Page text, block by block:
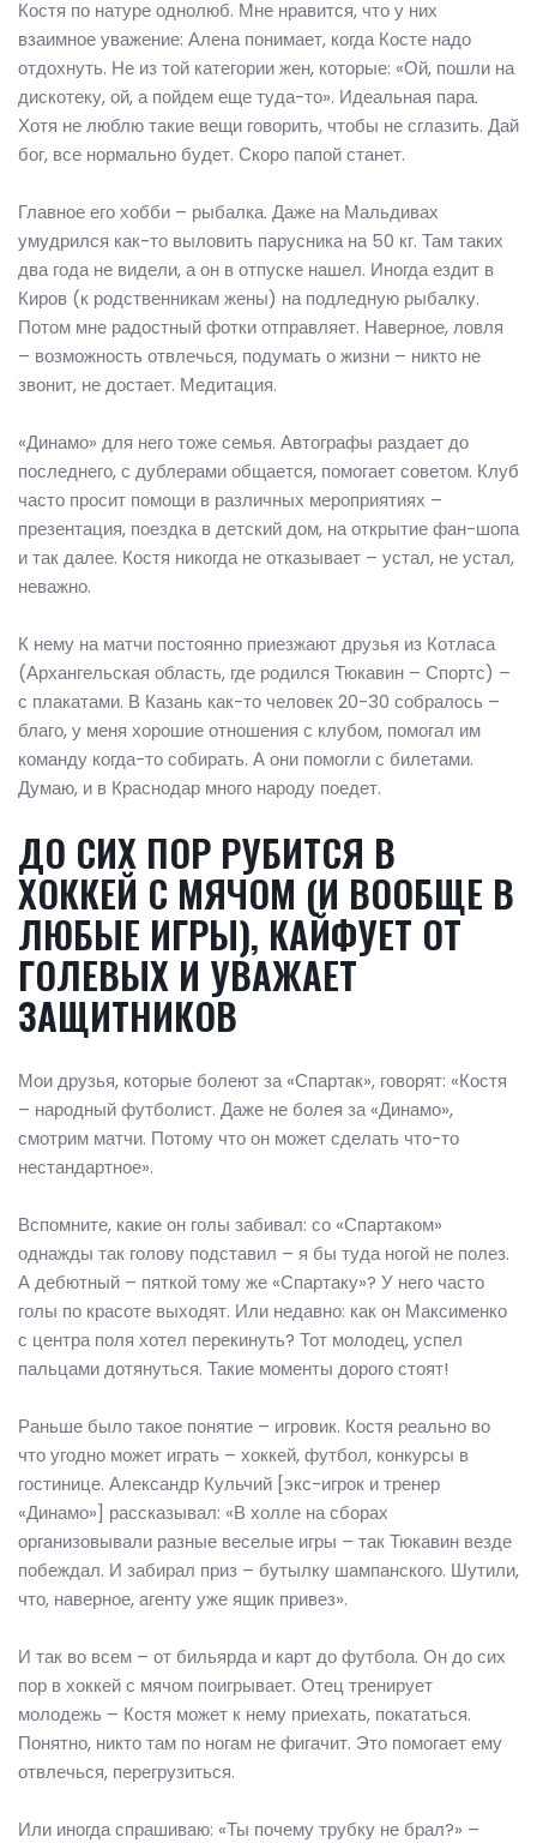
Костя по натуре однолюб. Мне нравится, что у них
взаимное уважение: Алена понимает, когда Косте надо
отдохнуть. Не из той категории жен, которые: «Ой, пошли на
дискотеку, ой, а пойдем еще туда-то». Идеальная пара.
Хотя не люблю такие вещи говорить, чтобы не сглазить. Дай
бог, все нормально будет. Скоро папой станет.
Главное его хобби – рыбалка. Даже на Мальдивах
умудрился как-то выловить парусника на 50 кг. Там таких
два года не видели, а он в отпуске нашел. Иногда ездит в
Киров (к родственникам жены) на подледную рыбалку.
Потом мне радостный фотки отправляет. Наверное, ловля
– возможность отвлечься, подумать о жизни – никто не
звонит, не достает. Медитация.
«Динамо» для него тоже семья. Автографы раздает до
последнего, с дублерами общается, помогает советом. Клуб
часто просит помощи в различных мероприятиях –
презентация, поездка в детский дом, на открытие фан-шопа
и так далее. Костя никогда не отказывает – устал, не устал,
неважно.
К нему на матчи постоянно приезжают друзья из Котласа
(Архангельская область, где родился Тюкавин – Спортс) –
с плакатами. В Казань как-то человек 20-30 собралось –
благо, у меня хорошие отношения с клубом, помогал им
команду когда-то собирать. А они помогли с билетами.
Думаю, и в Краснодар много народу поедет.
ДО СИХ ПОР РУБИТСЯ В
ХОККЕЙ С МЯЧОМ (И ВООБЩЕ В
ЛЮБЫЕ ИГРЫ), КАЙФУЕТ ОТ
ГОЛЕВЫХ И УВАЖАЕТ
ЗАЩИТНИКОВ
Мои друзья, которые болеют за «Спартак», говорят: «Костя
– народный футболист. Даже не болея за «Динамо»,
смотрим матчи. Потому что он может сделать что-то
нестандартное».
Вспомните, какие он голы забивал: со «Спартаком»
однажды так голову подставил – я бы туда ногой не полез.
А дебютный – пяткой тому же «Спартаку»? У него часто
голы по красоте выходят. Или недавно: как он Максименко
с центра поля хотел перекинуть? Тот молодец, успел
пальцами дотянуться. Такие моменты дорого стоят!
Раньше было такое понятие – игровик. Костя реально во
что угодно может играть – хоккей, футбол, конкурсы в
гостинице. Александр Кульчий [экс-игрок и тренер
«Динамо»] рассказывал: «В холле на сборах
организовывали разные веселые игры – так Тюкавин везде
побеждал. И забирал приз – бутылку шампанского. Шутили,
что, наверное, агенту уже ящик привез».
И так во всем – от бильярда и карт до футбола. Он до сих
пор в хоккей с мячом поигрывает. Отец тренирует
молодежь – Костя может к нему приехать, покататься.
Понятно, никто там по ногам не фигачит. Это помогает ему
отвлечься, перегрузиться.
Или иногда спрашиваю: «Ты почему трубку не брал?» –